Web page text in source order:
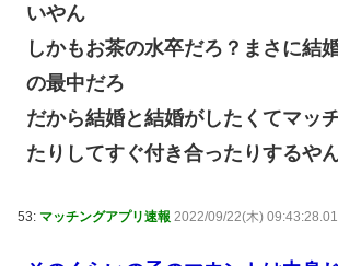
いやん
しかもお茶の水卒だろ？まさに結
の最中だろ
だから結婚と結婚がしたくてマッ
たりしてすぐ付き合ったりするや
53: マッチングアプリ速報 2022/09/22(木)